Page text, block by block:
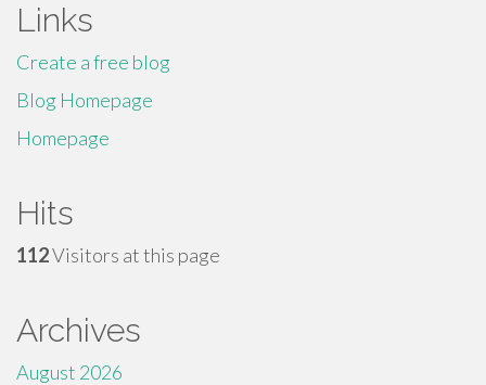
Links
Create a free blog
Blog Homepage
Homepage
Hits
112Visitors at this page
Archives
August 2026